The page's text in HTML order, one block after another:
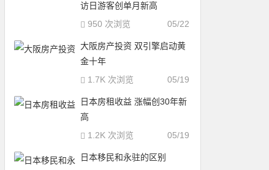
访日游客创单月新高
05/22
950 次浏览
大阪房产投资 双引擎启动黄
金十年
05/19
1.7K 次浏览
日本房租收益 涨幅创30年新
高
05/19
1.2K 次浏览
日本移民和永驻的区别